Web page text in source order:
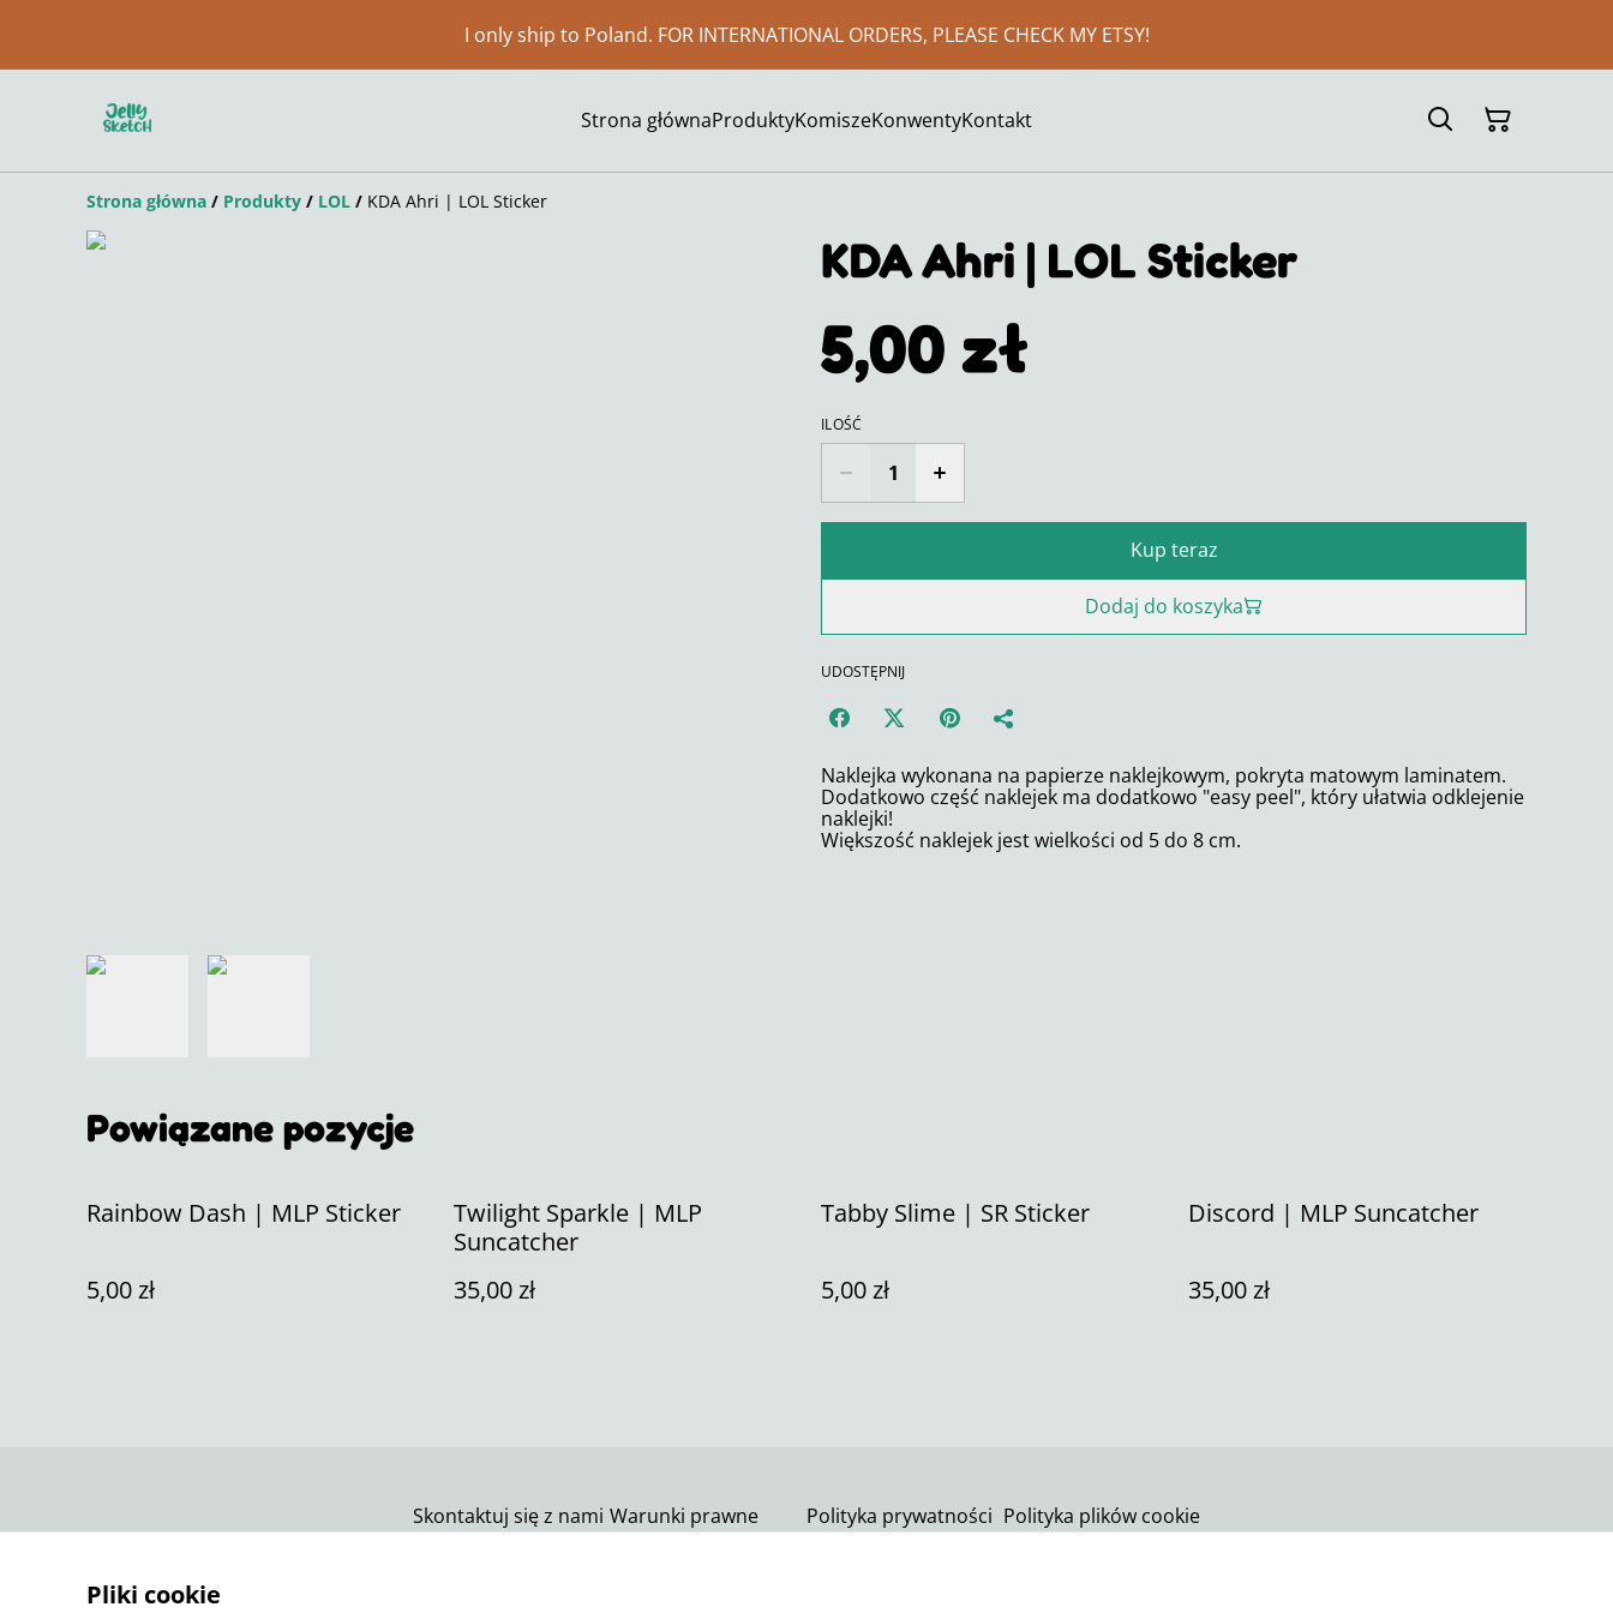
I only ship to Poland. FOR INTERNATIONAL ORDERS, PLEASE CHECK MY ETSY!
Strona głównaProduktyKomiszeKonwentyKontakt
Strona główna / Produkty / LOL / KDA Ahri | LOL Sticker
KDA Ahri | LOL Sticker
5,00 zł
ILOŚĆ
Kup teraz
Dodaj do koszyka
UDOSTĘPNIJ
Naklejka wykonana na papierze naklejkowym, pokryta matowym laminatem.
Dodatkowo część naklejek ma dodatkowo "easy peel", który ułatwia odklejenie
naklejki!
Większość naklejek jest wielkości od 5 do 8 cm.
Powiązane pozycje
Rainbow Dash | MLP Sticker
5,00 zł
Twilight Sparkle | MLP
Suncatcher
35,00 zł
Tabby Slime | SR Sticker
5,00 zł
Discord | MLP Suncatcher
35,00 zł
Skontaktuj się z nami Warunki prawne
Polityka prywatności
SumUp
Polityka plików cookie
Pliki cookie